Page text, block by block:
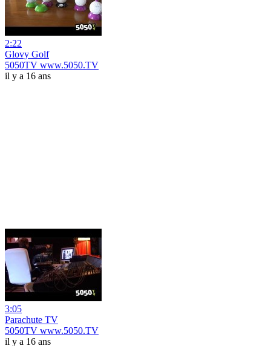
2:22
Glovy Golf
5050TV www.5050.TV
il y a 16 ans
3:05
Parachute TV
5050TV www.5050.TV
il y a 16 ans